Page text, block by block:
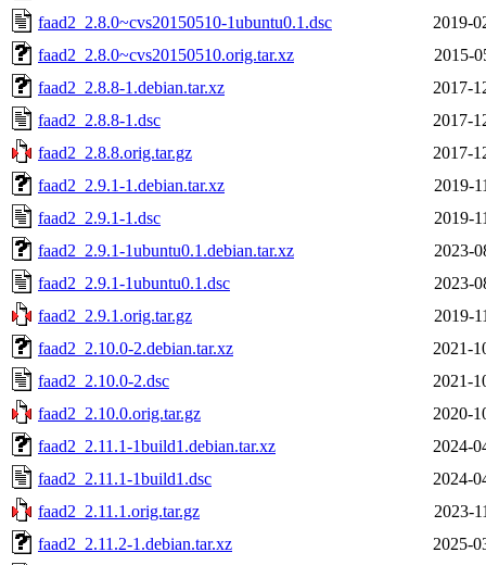
faad2_2.8.0~cvs20150510-1ubuntu0.1.dsc
2019-
faad2_2.8.0~cvs20150510.orig.tar.xz
2015-
faad2_2.8.8-1.debian.tar.xz
2017-
faad2_2.8.8-1.dsc
2017-
faad2_2.8.8.orig.tar.gz
2017-
faad2_2.9.1-1.debian.tar.xz
2019-
faad2_2.9.1-1.dsc
2019-
faad2_2.9.1-1ubuntu0.1.debian.tar.xz
2023-
faad2_2.9.1-1ubuntu0.1.dsc
2023-
faad2_2.9.1.orig.tar.gz
2019-
faad2_2.10.0-2.debian.tar.xz
2021-
faad2_2.10.0-2.dsc
2021-
faad2_2.10.0.orig.tar.gz
2020-
faad2_2.11.1-1build1.debian.tar.xz
2024-
faad2_2.11.1-1build1.dsc
2024-
faad2_2.11.1.orig.tar.gz
2023-
faad2_2.11.2-1.debian.tar.xz
2025-